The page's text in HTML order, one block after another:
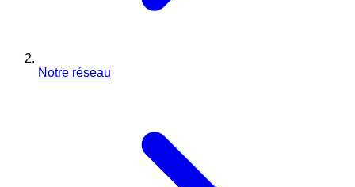
Notre réseau